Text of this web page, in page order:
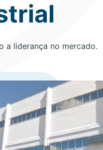
a liderança no mercado.